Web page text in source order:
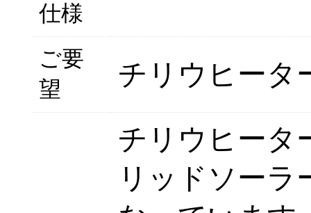
仕様
ご要
望
チリウヒータ
チリウヒータ
リッドソーラ